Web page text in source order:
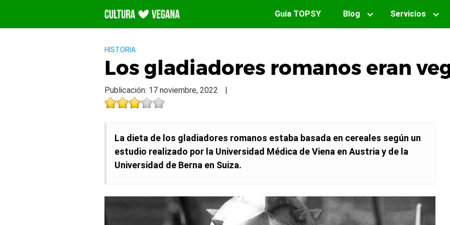
contenido
Guía TOPSY Blog Servicios
HISTORIA
Los gladiadores romanos eran
Publicación: 17 noviembre, 2022 |
La dieta de los gladiadores romanos estaba basada en cereales según un
estudio realizado por la Universidad Médica de Viena en Austria y de la
Universidad de Berna en Suiza.